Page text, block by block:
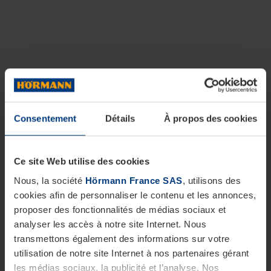
Consentement Détails À propos des cookies
Ce site Web utilise des cookies
Nous, la société Hörmann France SAS, utilisons des
cookies afin de personnaliser le contenu et les annonces,
proposer des fonctionnalités de médias sociaux et
analyser les accès à notre site Internet. Nous
transmettons également des informations sur votre
utilisation de notre site Internet à nos partenaires gérant
les médias sociaux, la publicité et l’analyse. Nos